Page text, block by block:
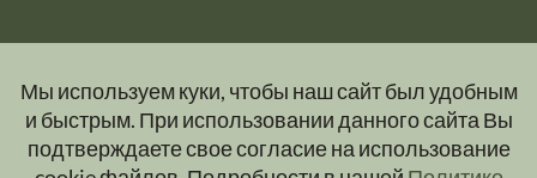
Мы используем куки, чтобы наш сайт был удобным
и быстрым. При использовании данного сайта Вы
подтверждаете свое согласие на использование